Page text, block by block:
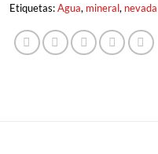
Etiquetas:Agua, mineral, nevada